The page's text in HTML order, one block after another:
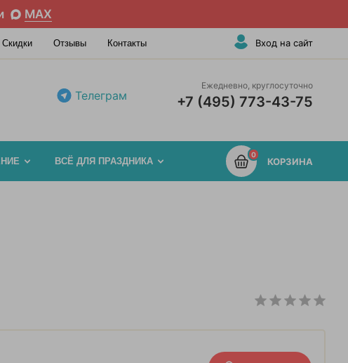
MAX
Скидки Отзывы Контакты Вход на сайт
Телеграм
Ежедневно, круглосуточно
+7 (495) 773-43-75
0
КОРЗИНА
ВСЁ ДЛЯ ПРАЗДНИКА